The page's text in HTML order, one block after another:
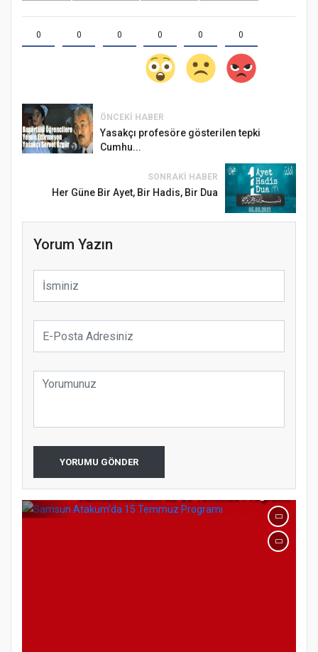
0 0 0 0 0 0
ÖNCEKI HABER
Yasakçı profesöre gösterilen tepki
Cumhu...
SONRAKI HABER
Her Güne Bir Ayet, Bir Hadis, Bir Dua
Yorum Yazın
YORUMU GÖNDER
Samsun Atakum’da Ayasofya Camii
Etkinliği
Türkiye’de insanlar dinle bağlarını